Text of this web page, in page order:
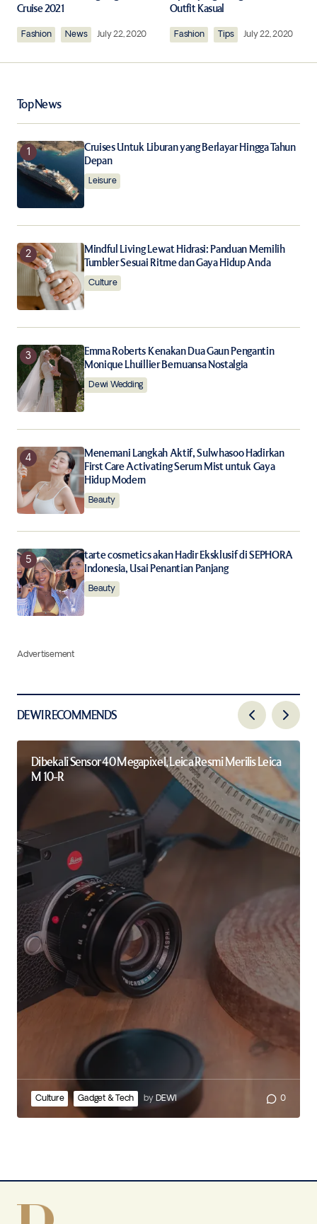
Comment
Your Name*
Your E-mail*
Save my name, email, and website in this browser for
Notify me of follow-up comments by email.
Notify me of new posts by email.
Cruise 2021
Fashion News July 22, 2020
Outfit Kasual
Fashion Tips July 22, 2020
Top News
Cruises Untuk Liburan yang Berlayar Hingga Tahun
Depan
Leisure
Mindful Living Lewat Hidrasi: Panduan Memilih
Tumbler Sesuai Ritme dan Gaya Hidup Anda
Culture
Emma Roberts Kenakan Dua Gaun Pengantin
Monique Lhuillier Bernuansa Nostalgia
Dewi Wedding
Menemani Langkah Aktif, Sulwhasoo Hadirkan
First Care Activating Serum Mist untuk Gaya
Hidup Modern
Beauty
tarte cosmetics akan Hadir Eksklusif di SEPHORA
Indonesia, Usai Penantian Panjang
Beauty
Advertisement
DEWI RECOMMENDS
Dibekali Sensor 40 Megapixel, Leica Resmi Merilis Leica
M 10-R
Culture Gadget & Tech by DEWI 0